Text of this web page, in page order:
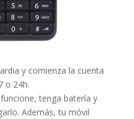
y comienza la cuenta
o 24h.
tenga batería y
Además, tu móvil